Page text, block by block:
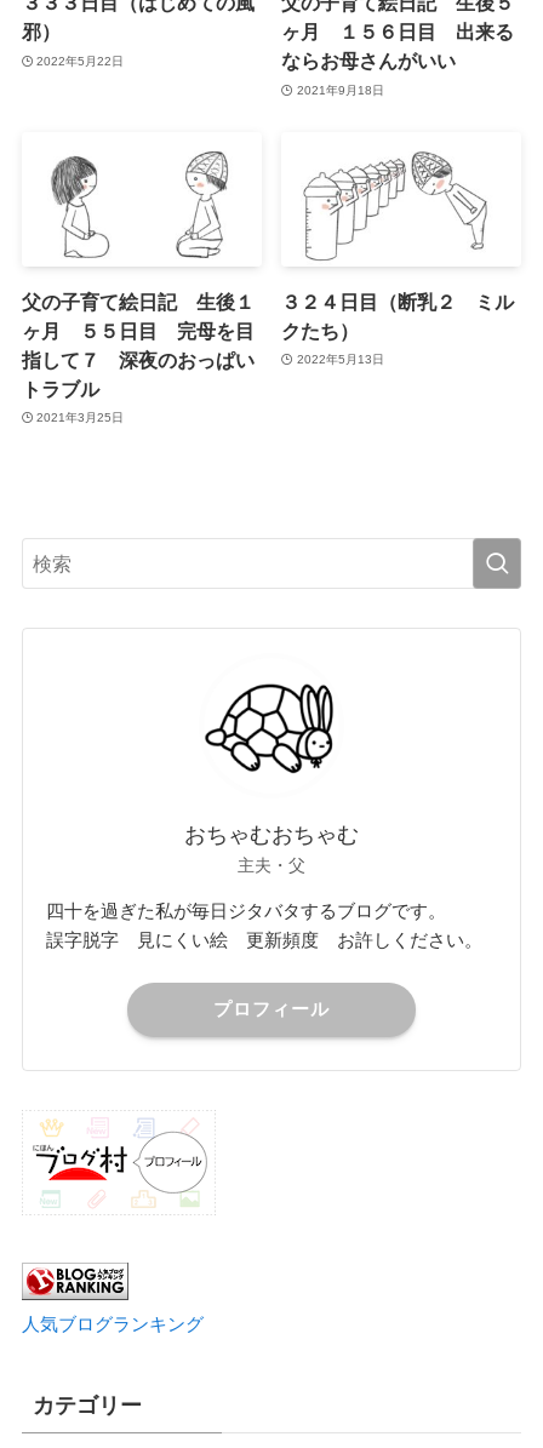
邪）
2022年5月22日
ヶ月 １５６日目 出来る
ならお母さんがいい
2021年9月18日
父の子育て絵日記 生後１
ヶ月 ５５日目 完母を目
指して７ 深夜のおっぱい
トラブル
2021年3月25日
３２４日目（断乳２ ミル
クたち）
2022年5月13日
おちゃむおちゃむ
主夫・父
四十を過ぎた私が毎日ジタバタするブログです。
誤字脱字 見にくい絵 更新頻度 お許しください。
プロフィール
人気ブログランキング
カテゴリー